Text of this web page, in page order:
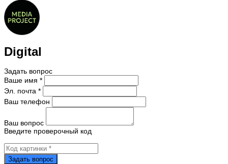
Digital
Задать вопрос
Ваше имя *
Эл. почта *
Ваш телефон
Ваш вопрос
Введите проверочный код